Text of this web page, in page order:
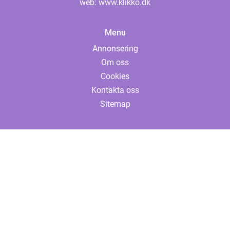
web: www.klikko.dk
Menu
Annonsering
Om oss
Cookies
Kontakta oss
Sitemap